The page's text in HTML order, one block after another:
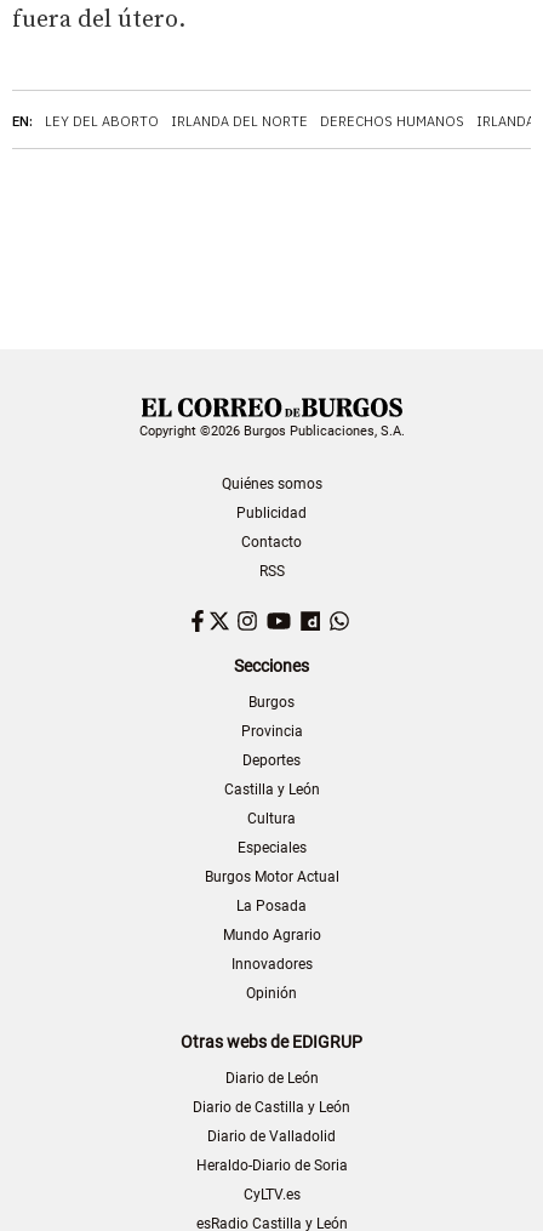
EN: LEY DEL ABORTO IRLANDA DEL NORTE DERECHOS HUMANOS IRLANDA
fuera del útero.
Copyright ©2026 Burgos Publicaciones, S.A.
Quiénes somos
Publicidad
Contacto
RSS
Facebook
TwitterInstagram
YouTubeDailymotion
Secciones
Burgos
Provincia
Deportes
Castilla y León
Cultura
Especiales
Burgos Motor Actual
La Posada
Mundo Agrario
Innovadores
Opinión
Otras webs de EDIGRUP
Diario de León
Diario de Castilla y León
Diario de Valladolid
Heraldo-Diario de Soria
CyLTV.es
esRadio Castilla y León